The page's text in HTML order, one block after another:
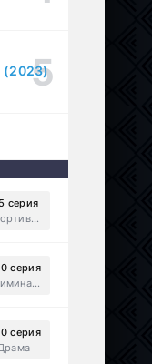
(2023)
серия
Спортивный, Зарубежный, Драма
серия
Криминал, Детектив, Триллер, Драма
серия